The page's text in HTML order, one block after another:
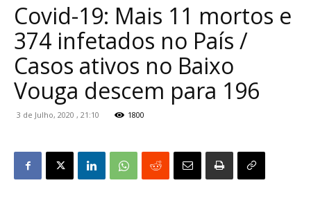
Covid-19: Mais 11 mortos e
374 infetados no País /
Casos ativos no Baixo
Vouga descem para 196
3 de Julho, 2020 , 21:10 1800